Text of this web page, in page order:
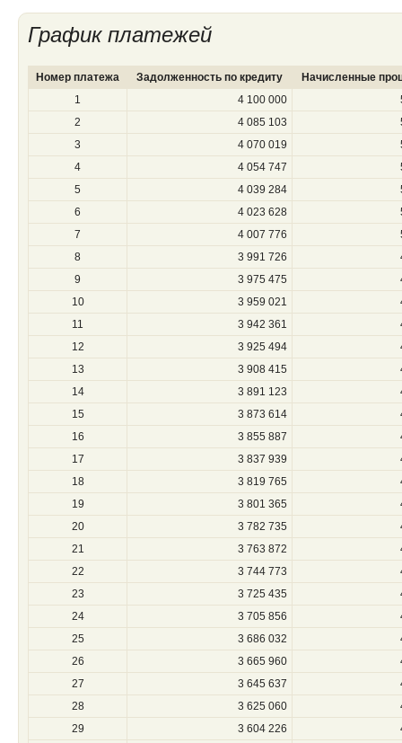
График платежей
Номер платежа Задолженность по кредиту
Начисленные
1
4 100 000
2
4 085 103
3
4 070 019
4
4 054 747
5
4 039 284
6
4 023 628
7
4 007 776
8
3 991 726
9
3 975 475
10
3 959 021
11
3 942 361
12
3 925 494
13
3 908 415
14
3 891 123
15
3 873 614
16
3 855 887
17
3 837 939
18
3 819 765
19
3 801 365
20
3 782 735
21
3 763 872
22
3 744 773
23
3 725 435
24
3 705 856
25
3 686 032
26
3 665 960
27
3 645 637
28
3 625 060
29
3 604 226